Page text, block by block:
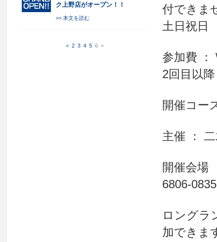
ク上野店がオープン！！
>> 本文を読む
< 2 3 4 5 6 >
付できま
土日祝日
参加費 ：
2回目以
開催コー
主催 ：
開催会場
6806-0835
ロングラ
加できま